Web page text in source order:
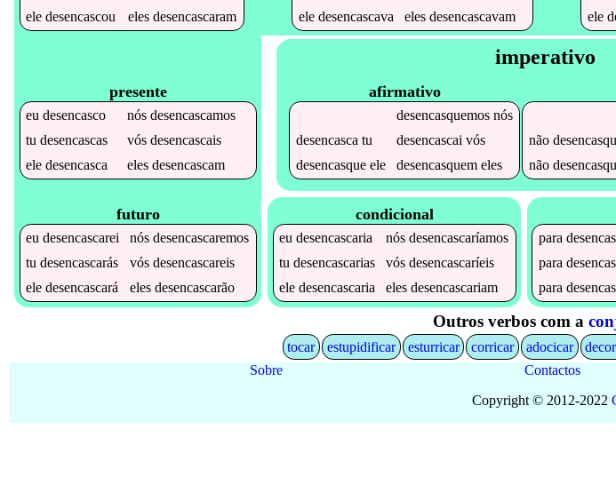
eledesencascou elesdesencascaram
ele desencascava eles desencascavam
ele
presente
eudesencasco nósdesencascamos
tudesencascas vósdesencascais
eledesencasca elesdesencascam
futuro
eudesencascarei nósdesencascaremos
tudesencascarás vósdesencascareis
eledesencascará elesdesencascarão
imperativo
afirmativo
desencasquemosnós
desencasca tu desencascai vós
desencasqueele desencasquemeles
não
não
condicional
eudesencascaria nósdesencascaríamos
tudesencascarias vósdesencascaríeis
eledesencascaria elesdesencascariam
para
para
para
Outros verbos com a
tocar estupidificar esturricar corricar adocicar
Sobre
Contactos
Copyright © 2012-2022